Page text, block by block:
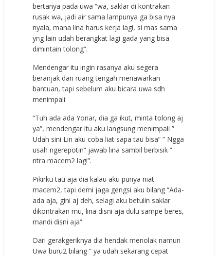
bertanya pada uwa “wa, saklar di kontrakan
rusak wa, jadi air sama lampunya ga bisa nya
nyala, mana lina harus kerja lagi, si mas sama
yng lain udah berangkat lagi gada yang bisa
dimintain tolong”.
Mendengar itu ingin rasanya aku segera
beranjak dari ruang tengah menawarkan
bantuan, tapi sebelum aku bicara uwa sdh
menimpali
“Tuh ada ada Yonar, dia ga ikut, minta tolong aj
ya”, mendengar itu aku langsung menimpali ”
Udah sini Lin aku coba liat sapa tau bisa” ” Ngga
usah ngerepotin” jawab lina sambil berbisik ”
ntra macem2 lagi”.
Pikirku tau aja dia kalau aku punya niat
macem2, tapi demi jaga gengsi aku bilang “Ada-
ada aja, gini aj deh, selagi aku betulin saklar
dikontrakan mu, lina disni aja dulu sampe beres,
mandi disni aja”
Dari gerakgeriknya dia hendak menolak namun
Uwa buru2 bilang ” ya udah sekarang cepat